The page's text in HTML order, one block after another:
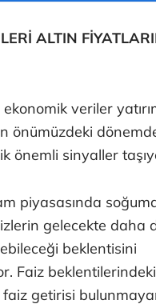
ALTIN
veriler
önümüzdeki
önemli sinyaller
piyasasında
gelecekte daha
beklentisini
Faiz beklentilerindeki
getirisi